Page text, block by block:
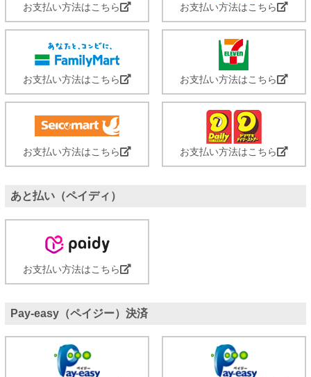
お支払い方法はこちら お支払い方法はこちら
お支払い方法はこちら お支払い方法はこちら
お支払い方法はこちら お支払い方法はこちら
あと払い（ペイディ）
お支払い方法はこちら
Pay-easy（ペイジー）決済